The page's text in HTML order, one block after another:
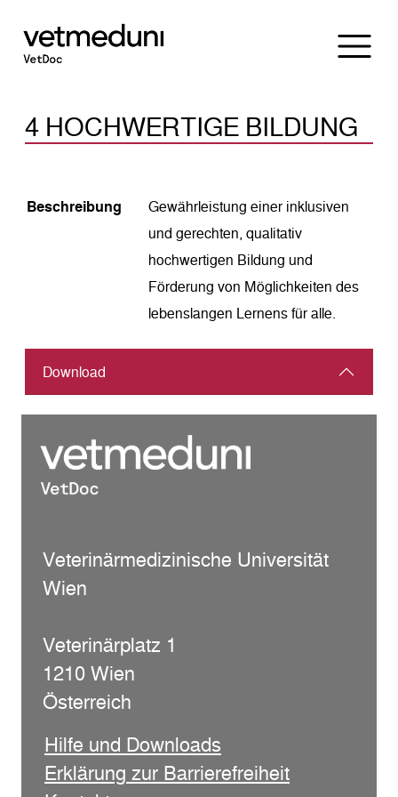
4 HOCHWERTIGE BILDUNG
Beschreibung
Gewährleistung einer inklusiven
und gerechten, qualitativ
hochwertigen Bildung und
Förderung von Möglichkeiten des
lebenslangen Lernens für alle.
Download
Veterinärmedizinische Universität
Wien
Veterinärplatz 1
1210 Wien
Österreich
Hilfe und Downloads
Erklärung zur Barrierefreiheit